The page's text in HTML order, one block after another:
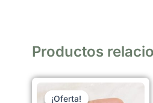
Productos
¡Oferta!
¡Oferta!
El
precio
El
precio